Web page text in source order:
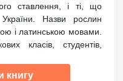
ставлення, і ті, що
Назви рослин
і латинською мовами.
класів, студентів,
книгу